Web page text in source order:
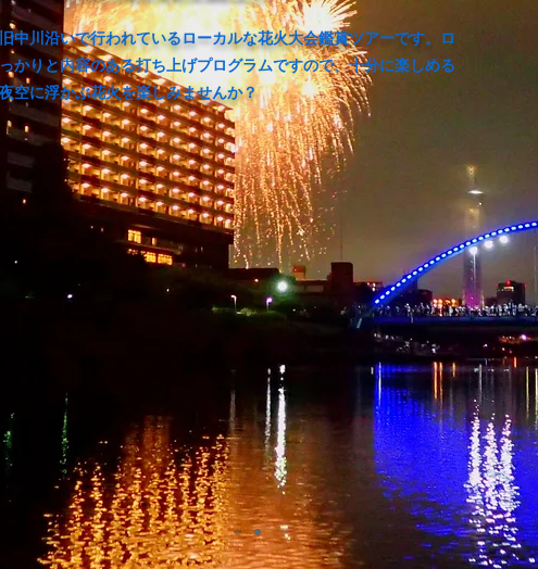
中川沿いで行われているローカルな花火大会鑑賞ツアーです。
ロ
かりと内容のある打ち上げプログラムですので、十分に楽しめる
空に浮かぶ花火を楽しみませんか？​